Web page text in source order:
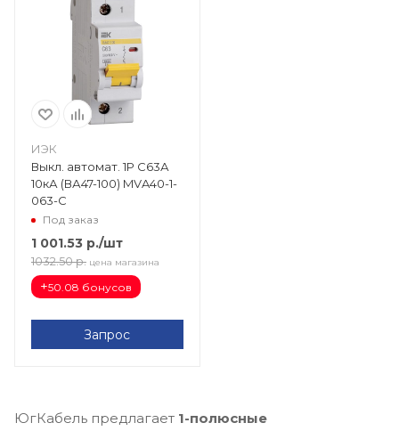
ИЭК
Выкл. автомат. 1Р С63А
10кА (ВА47-100) MVA40-1-
063-C
Под заказ
1 001.53 р./шт
1032.50 р. цена магазина
+50.08 бонусов
Запрос
ЮгКабель предлагает 1-полюсные